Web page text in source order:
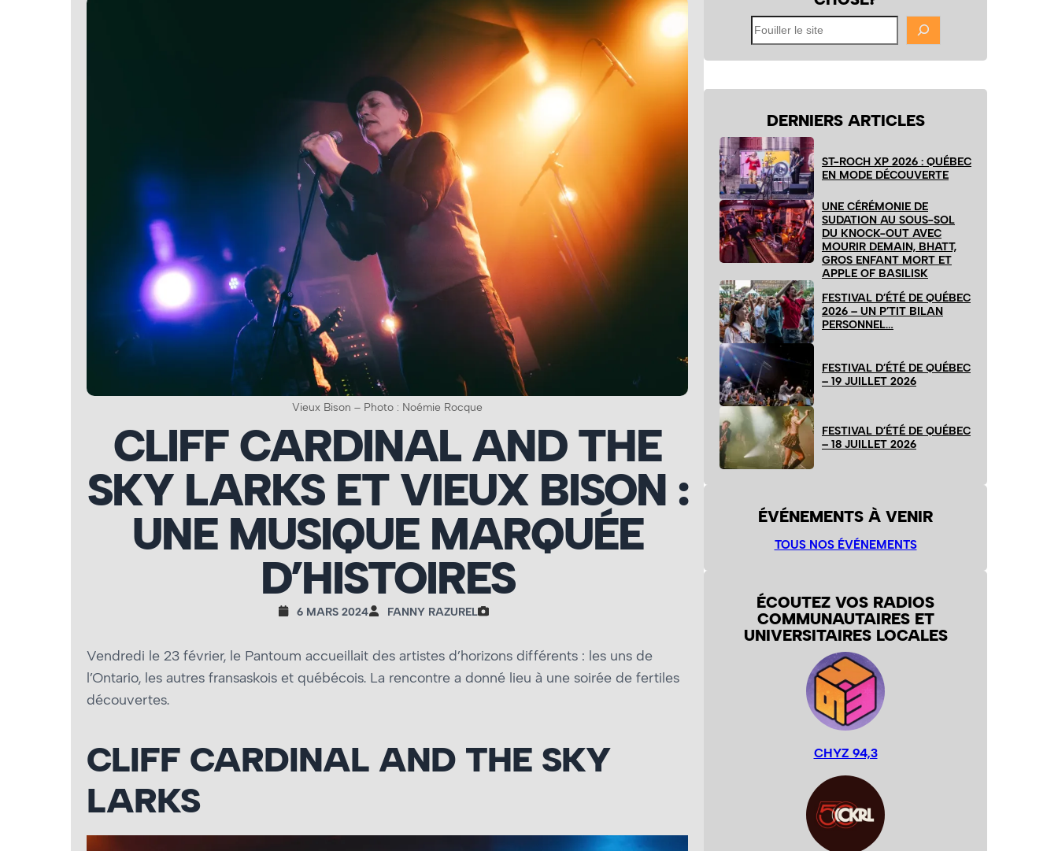
Vieux Bison – Photo : Noémie Rocque
CLIFF CARDINAL AND THE
SKY LARKS ET VIEUX BISON :
UNE MUSIQUE MARQUÉE
D’HISTOIRES
6 MARS 2024 FANNY RAZUREL
Vendredi le 23 février, le Pantoum accueillait des artistes d’horizons différents : les uns de
l’Ontario, les autres fransaskois et québécois. La rencontre a donné lieu à une soirée de fertiles
découvertes.
CLIFF CARDINAL AND THE SKY
LARKS
Fouiller
le
site
DERNIERS ARTICLES
ST-ROCH XP 2026 : QUÉBEC
EN MODE DÉCOUVERTE
UNE CÉRÉMONIE DE
SUDATION AU SOUS-SOL
DU KNOCK-OUT AVEC
MOURIR DEMAIN, BHATT,
GROS ENFANT MORT ET
APPLE OF BASILISK
FESTIVAL D’ÉTÉ DE QUÉBEC
2026 – UN P’TIT BILAN
PERSONNEL…
FESTIVAL D’ÉTÉ DE QUÉBEC
– 19 JUILLET 2026
FESTIVAL D’ÉTÉ DE QUÉBEC
– 18 JUILLET 2026
ÉVÉNEMENTS À VENIR
TOUS NOS ÉVÉNEMENTS
ÉCOUTEZ VOS RADIOS
COMMUNAUTAIRES ET
UNIVERSITAIRES LOCALES
CHYZ 94,3